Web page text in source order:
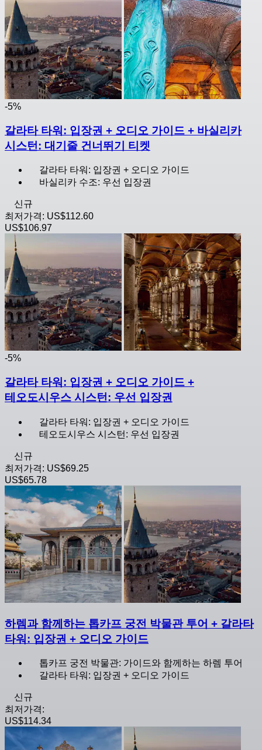
-5%
갈라타 타워: 입장권 + 오디오 가이드 + 바실리카
시스턴: 대기줄 건너뛰기 티켓
갈라타 타워: 입장권 + 오디오 가이드
바실리카 수조: 우선 입장권
신규
최저가격: US$112.60
US$106.97
-5%
갈라타 타워: 입장권 + 오디오 가이드 +
테오도시우스 시스턴: 우선 입장권
갈라타 타워: 입장권 + 오디오 가이드
테오도시우스 시스턴: 우선 입장권
신규
최저가격: US$69.25
US$65.78
하렘과 함께하는 톱카프 궁전 박물관 투어 + 갈라타
타워: 입장권 + 오디오 가이드
톱카프 궁전 박물관: 가이드와 함께하는 하렘 투어
갈라타 타워: 입장권 + 오디오 가이드
신규
최저가격:
US$114.34